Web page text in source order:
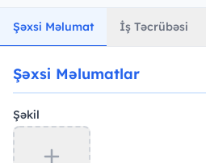
Şəxsi Məlumat İş Təcrübəsi
Şəxsi Məlumatlar
Şəkil